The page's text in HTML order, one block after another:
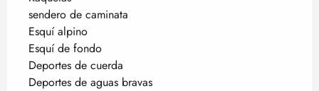
sendero de caminata
Esquí alpino
Esquí de fondo
Deportes de cuerda
Deportes de aguas bravas